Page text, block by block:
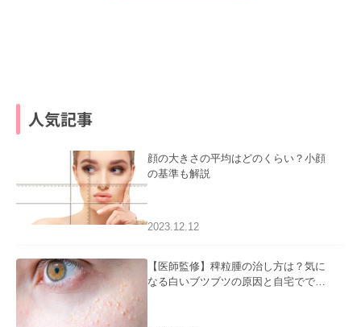
人気記事
顔の大きさの平均はどのくらい？小顔
の基準も解説
2023.12.12
【医師監修】稗粒腫の治し方は？気に
なる白いブツブツの原因と自宅ででき